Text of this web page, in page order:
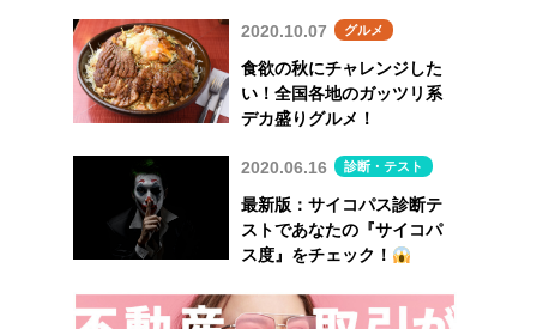
2020.10.07 グルメ
食欲の秋にチャレンジした
い！全国各地のガッツリ系
デカ盛りグルメ！
2020.06.16 診断・テスト
最新版：サイコパス診断テ
ストであなたの『サイコパ
ス度』をチェック！